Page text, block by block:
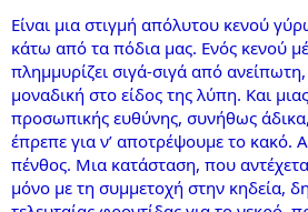
Είναι μια στιγμή απόλυτου κενού
κάτω από τα πόδια μας. Ενός κενού
πλημμυρίζει σιγά-σιγά από
μοναδική στο είδος της λύπη. Και
προσωπικής ευθύνης, συνήθως
έπρεπε για ν’ αποτρέψουμε το κακό.
πένθος. Μια κατάσταση, που
μόνο με τη συμμετοχή στην κηδεία,